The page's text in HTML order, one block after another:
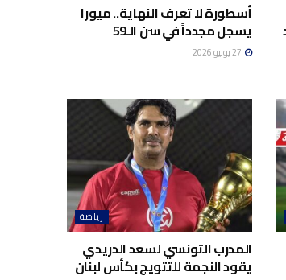
أسطورة لا تعرف النهاية.. ميورا
يسجل مجدداً في سن الـ59
رياضة
المدرب التونسي لسعد الدريدي
يقود النجمة للتتويج بكأس لبنان